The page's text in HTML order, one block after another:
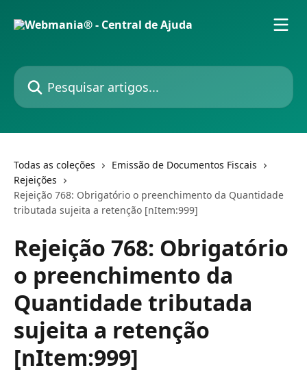
Pesquisar artigos...
Todas as coleções
Emissão de Documentos Fiscais
Rejeições
Rejeição 768: Obrigatório o preenchimento da Quantidade
tributada sujeita a retenção [nItem:999]
Rejeição 768: Obrigatório
o preenchimento da
Quantidade tributada
sujeita a retenção
[nItem:999]